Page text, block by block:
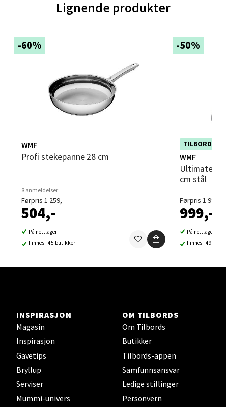
Lignende produkter
-60%
WMF
Profi stekepanne 28 cm
8 anmeldelser
Førpris 1 259,-
504,-
På nettlager
Finnes i 45 butikker
-50%
TILBORDS
Dette
deg av rabatten
WMF
Ultimate Profi Resist stekepanne 28
cm stål
Førpris 1 999,-
999,-
På nettlager
Finnes i 49
INSPIRASJON
Magasin
Inspirasjon
Gavetips
Bryllup
Serviser
Mummi-univers
OM TILBORDS
Om Tilbords
Butikker
Tilbords-appen
Samfunnsansvar
Ledige stillinger
Personvern
0 i butikk
Trondheim - Sirkus Shopping
Falkenborgveien 5, 7044 Trondheim
Åpent i dag 09-21
Velg
Ski - Thon Senter Ski
Ski Storsenter, Jernbanesvingen 6, 1400 Ski
Åpent i dag 10-21
Sortland - Sortland Storsenter
Strangata 26, 8400 Sortland
Åpent i dag 10-19
0 i butikk